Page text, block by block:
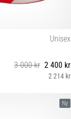
Unisex
3 000 kr 2 400 kr
2 214 kr
Ny